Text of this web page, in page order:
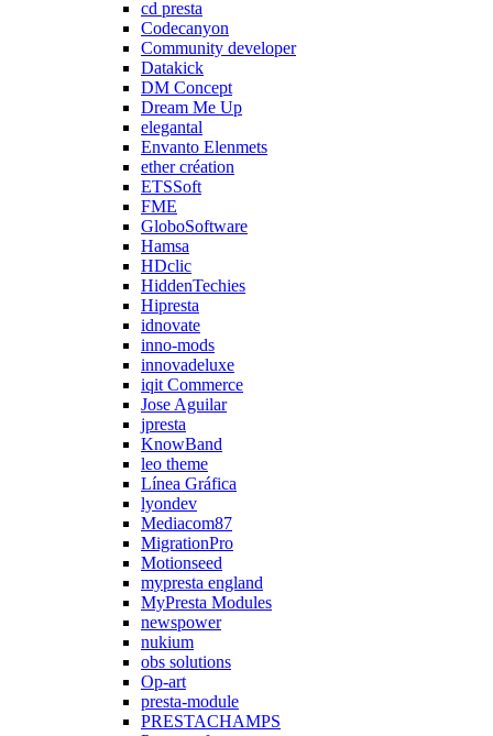
cd presta
Codecanyon
Community developer
Datakick
DM Concept
Dream Me Up
elegantal
Envanto Elenmets
ether création
ETSSoft
FME
GloboSoftware
Hamsa
HDclic
HiddenTechies
Hipresta
idnovate
inno-mods
innovadeluxe
iqit Commerce
Jose Aguilar
jpresta
KnowBand
leo theme
Línea Gráfica
lyondev
Mediacom87
MigrationPro
Motionseed
mypresta england
MyPresta Modules
newspower
nukium
obs solutions
Op-art
presta-module
PRESTACHAMPS